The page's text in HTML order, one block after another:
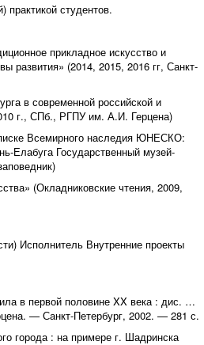
практикой студентов.
прикладное искусство и
развития» (2014, 2015, 2016 гг, Санкт-
в современной российской и
г., СПб., РГПУ им. А.И. Герцена)
Всемирного наследия ЮНЕСКО:
Елабуга Государственный музей-
(Окладниковские чтения, 2009,
Исполнитель Внутренние проекты
в первой половине XX века : дис. …
— Санкт-Петербург, 2002. — 281 с.
города : на примере г. Шадринска